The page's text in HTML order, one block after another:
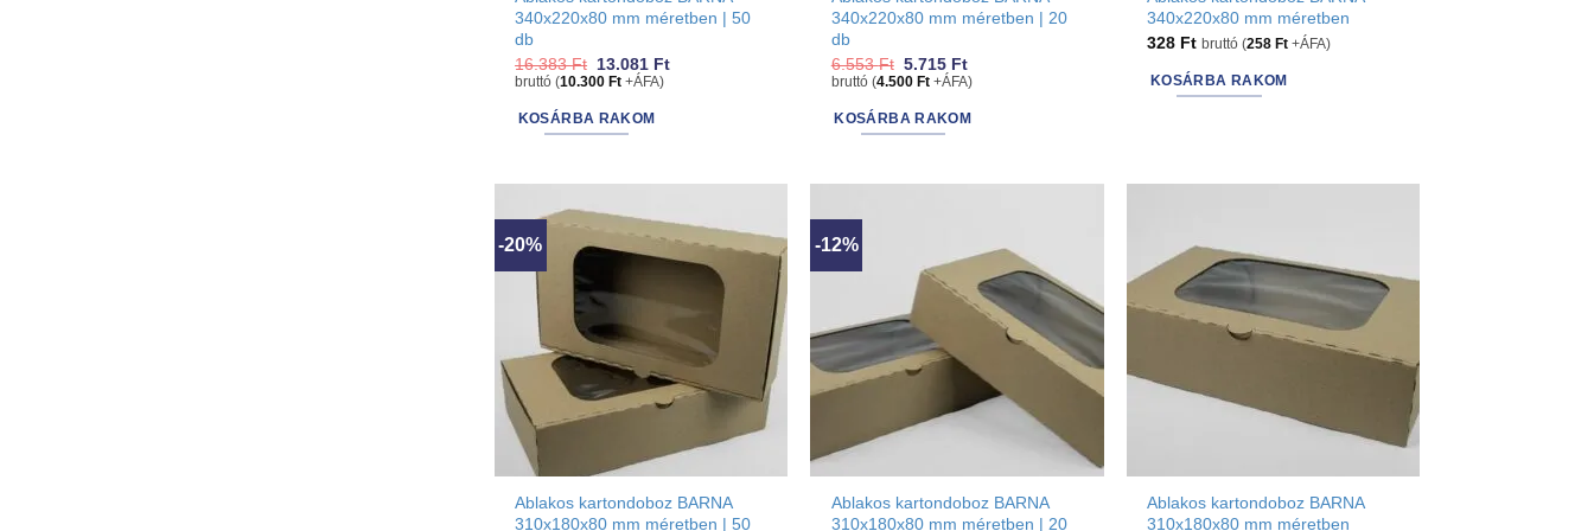
340x220x80 mm méretben | 50
db
16.383Ft Original
price
16.383 Ft.
13.081 FtCurrent
bruttó (10.300 Ft +ÁFA)
KOSÁRBA RAKOM
340x220x80 mm méretben | 20
db
6.553Ft Original
price
6.553 Ft.
5.715 FtCurrent
price
5.715 Ft.
bruttó (4.500 Ft+ÁFA)
KOSÁRBA RAKOM
340x220x80 mm méretben
328 Ft bruttó (258 Ft +ÁFA)
KOSÁRBA RAKOM
-20%
Ablakos kartondoboz BARNA
310x180x80 mm méretben | 50
-12%
Ablakos kartondoboz BARNA
310x180x80 mm méretben | 20
Ablakos kartondoboz BARNA
310x180x80 mm méretben